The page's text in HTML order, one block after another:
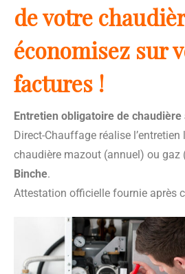
de votre
économisez sur
factures !
Entretien obligatoire de chaudière
Direct-Chauffage réalise
chaudière mazout (annuel) ou gaz
Binche.
Attestation officielle fournie après